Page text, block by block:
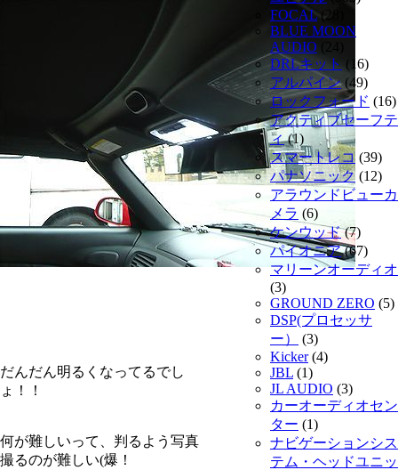
だんだん明るくなってるでし
ょ！！
何が難しいって、判るよう写真
撮るのが難しい(爆！
FOCAL (28)
BLUE MOON
AUDIO
DRLキット
(16)
アルパイン(49)
ロックフォード (16)
アクティブセーフテ
ィ(1)
スマートレコ (39)
パナソニック (12)
アラウンドビューカ
メラ (6)
ケンウッド(7)
パイオニア(67)
マリーンオーディオ
(3)
GROUND ZERO (5)
DSP(プロセッサ
ー）
(3)
Kicker(4)
JBL (1)
JL AUDIO (3)
カーオーディオセン
ター (1)
ナビゲーションシス
テム・ヘッドユニッ